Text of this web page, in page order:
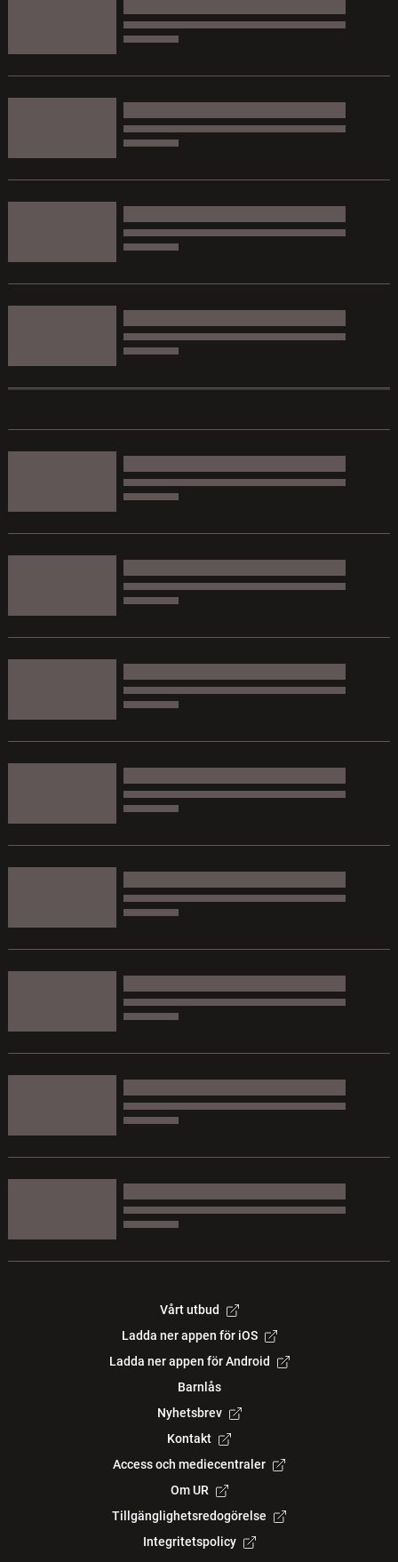
Vårt utbud
Ladda ner appen för iOS
Ladda ner appen för Android
Barnlås
Nyhetsbrev
Kontakt
Access och mediecentraler
Om UR
Tillgänglighetsredogörelse
Integritetspolicy